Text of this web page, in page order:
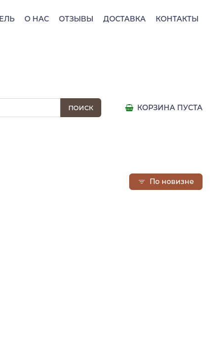
О НАС ОТЗЫВЫ ДОСТАВКА КОНТАКТЫ
КОРЗИНА ПУСТА
По новизне